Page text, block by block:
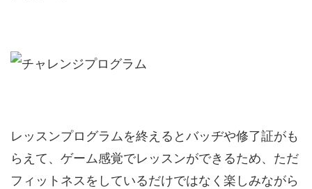
レッスンプログラムを終えるとバッヂや修了証がも
らえて、ゲーム感覚でレッスンができるため、ただ
フィットネスをしているだけではなく楽しみながら